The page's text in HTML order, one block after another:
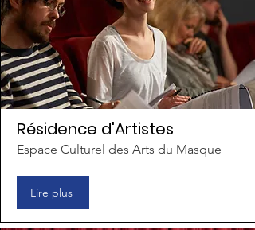
Résidence d'Artistes
Espace Culturel des Arts du Masque
Lire plus